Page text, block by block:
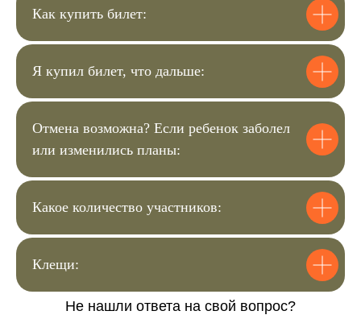
Как купить билет:
Я купил билет, что дальше:
Отмена возможна? Если ребенок заболел
или изменились планы:
Какое количество участников:
Клещи:
Не нашли ответа на свой вопрос?
Чек пришлём на почту, а
Купить билет
Билет для взрослого